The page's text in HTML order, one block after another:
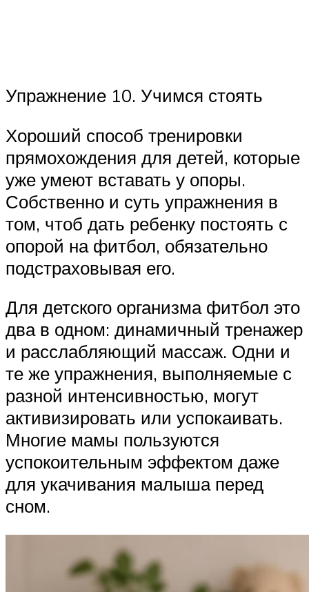
Упражнение 10. Учимся стоять
Хороший способ тренировки
прямохождения для детей, которые
уже умеют вставать у опоры.
Собственно и суть упражнения в
том, чтоб дать ребенку постоять с
опорой на фитбол, обязательно
подстраховывая его.
Для детского организма фитбол это
два в одном: динамичный тренажер
и расслабляющий массаж. Одни и
те же упражнения, выполняемые с
разной интенсивностью, могут
активизировать или успокаивать.
Многие мамы пользуются
успокоительным эффектом даже
для укачивания малыша перед
сном.